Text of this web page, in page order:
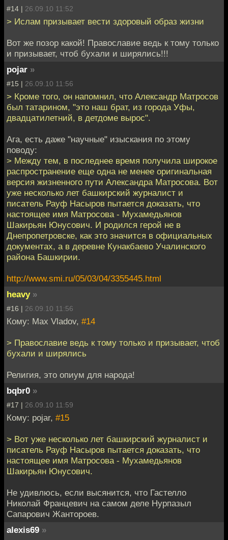
#14 | 26.09.10 11:52
> Ислам призывает вести здоровый образ жизни
Вот же позор какой! Православие ведь к тому только
и призывает, чтоб бухали и ширялись!!!
pojar »
#15 | 26.09.10 11:56
> Кроме того, он напомнил, что Александр Матросов
был татарином, "это наш брат, из города Уфы,
двадцатилетний, в детдоме вырос".
Ага, есть даже "научные" изыскания по этому
поводу:
> Между тем, в последнее время получила широкое
распространение еще одна не менее оригинальная
версия жизненного пути Александра Матросова. Вот
уже несколько лет башкирский журналист и
писатель Рауф Насыров пытается доказать, что
настоящее имя Матросова - Мухамедьянов
Шакирьян Юнусович. И родился герой не в
Днепропетровске, как это значится в официальных
документах, а в деревне Кунакбаево Учалинского
района Башкирии.
http://www.smi.ru/05/03/04/3355445.html
heavy »
#16 | 26.09.10 11:56
Кому: Max Vladov, #14
> Православие ведь к тому только и призывает, чтоб
бухали и ширялись
Религия, это опиум для народа!
bqbr0 »
#17 | 26.09.10 11:59
Кому: pojar, #15
> Вот уже несколько лет башкирский журналист и
писатель Рауф Насыров пытается доказать, что
настоящее имя Матросова - Мухамедьянов
Шакирьян Юнусович.
Не удивлюсь, если высянится, что Гастелло
Николай Францевич на самом деле Нурпазыл
Сапарович Жантороев.
alexis69 »